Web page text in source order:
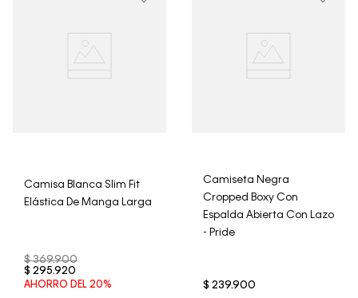
Camisa Blanca Slim Fit
Elástica De Manga Larga
$ 369.900
$ 295.920
AHORRO DEL 20%
Camiseta Negra
Cropped Boxy Con
Espalda Abierta Con Lazo
- Pride
$ 239.900